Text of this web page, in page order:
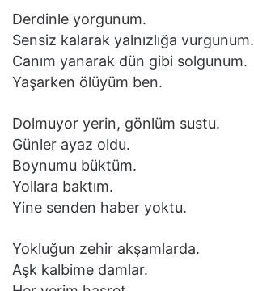
Derdinle yorgunum.
Sensiz kalarak yalnızlığa vurgunum.
Canım yanarak dün gibi solgunum.
Yaşarken ölüyüm ben.
Dolmuyor yerin, gönlüm sustu.
Günler ayaz oldu.
Boynumu büktüm.
Yollara baktım.
Yine senden haber yoktu.
Yokluğun zehir akşamlarda.
Aşk kalbime damlar.